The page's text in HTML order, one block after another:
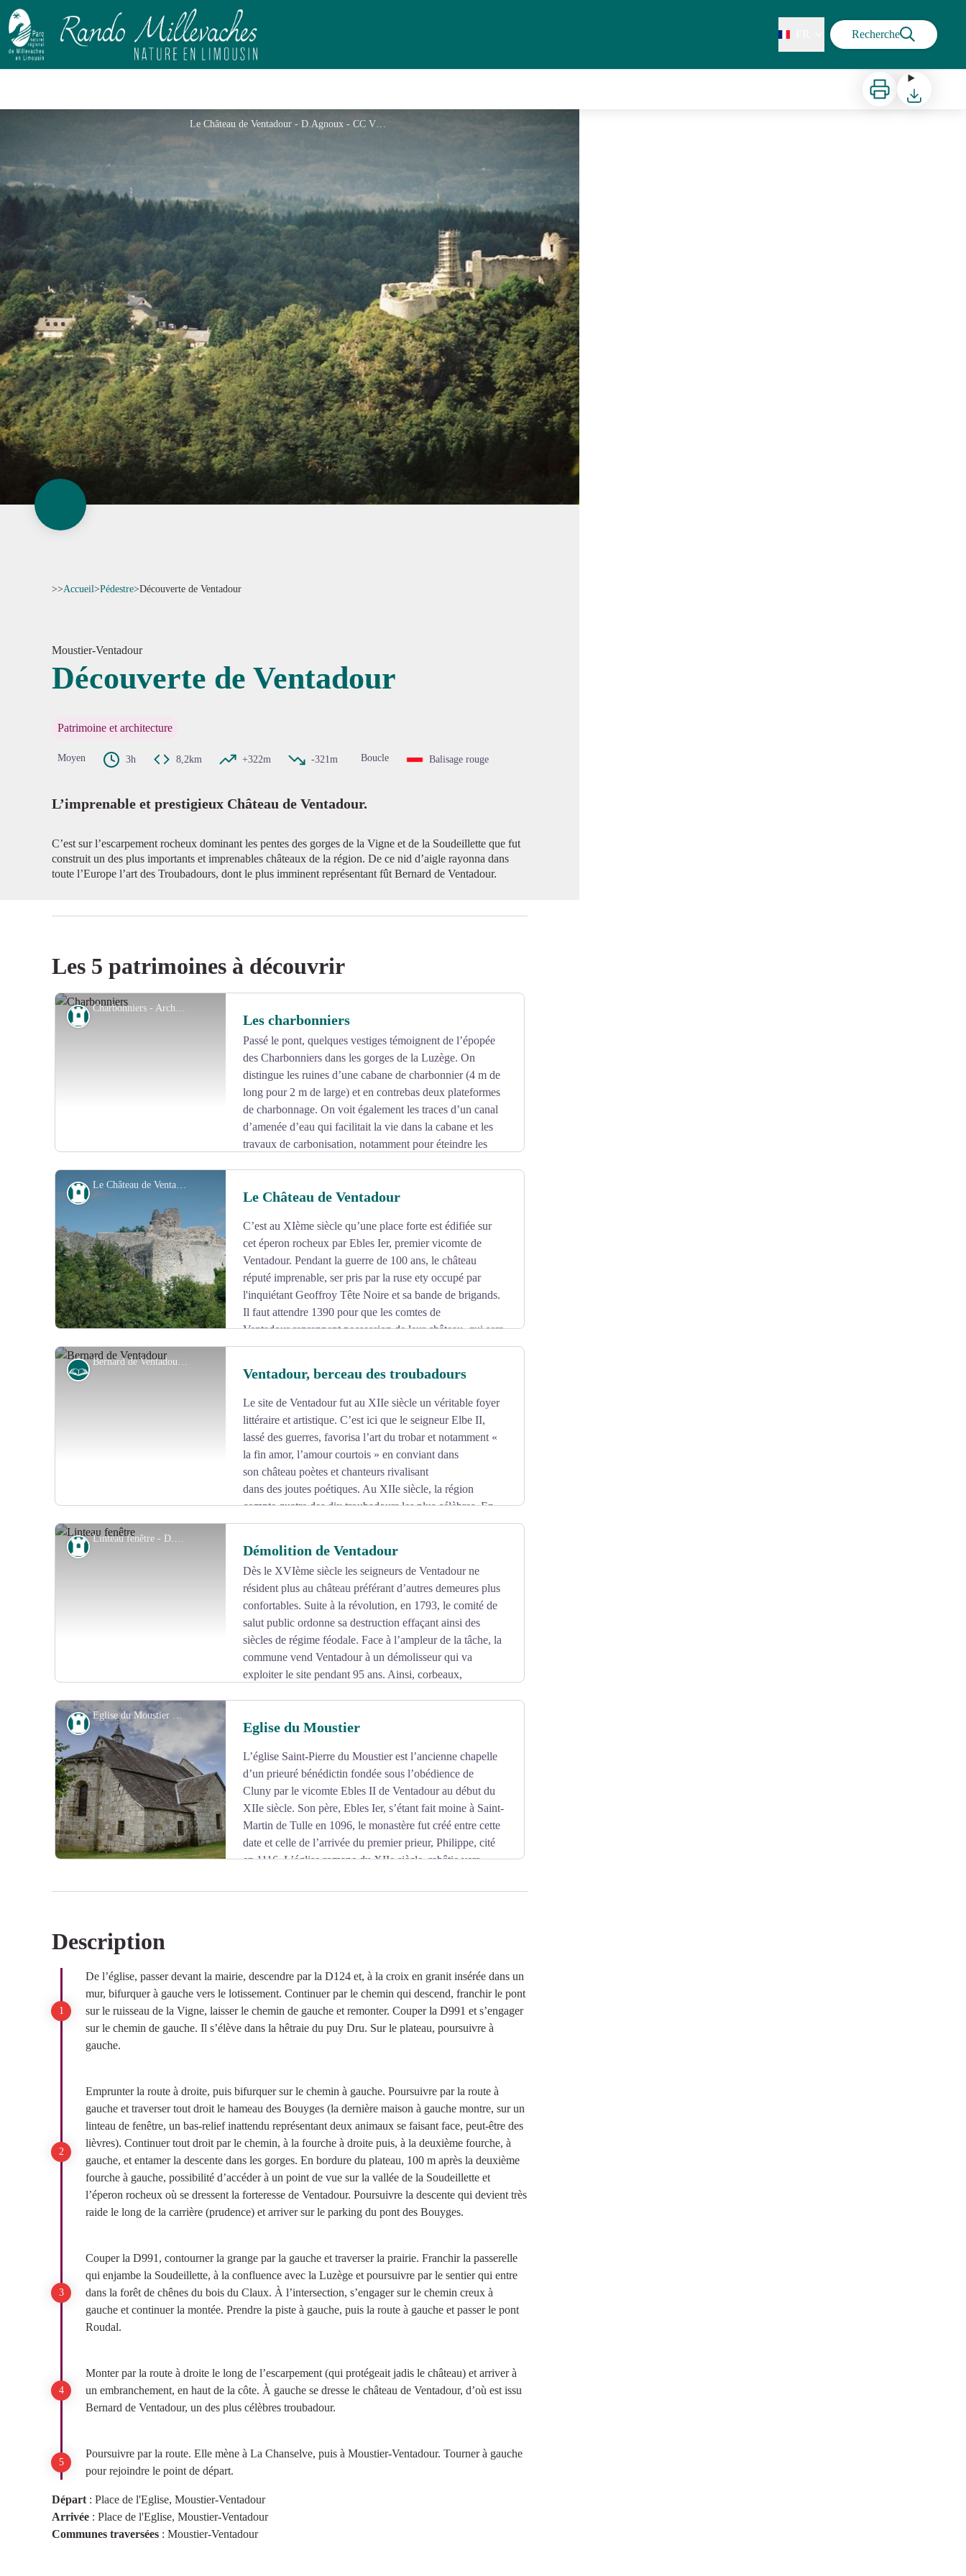
Recherche
Imprimer Télécharger
Le Château de Ventadour - D.Agnoux - CC VEM
>>Accueil>Pédestre>Découverte de Ventadour
Moustier-Ventadour
Découverte de Ventadour
Patrimoine et architecture
Moyen 3h 8,2km +322m -321m Boucle Balisage rouge
L’imprenable et prestigieux Château de Ventadour.
C’est sur l’escarpement rocheux dominant les pentes des gorges de la Vigne et de la Soudeillette que fut
construit un des plus importants et imprenables châteaux de la région. De ce nid d’aigle rayonna dans
toute l’Europe l’art des Troubadours, dont le plus imminent représentant fût Bernard de Ventadour.
Les 5 patrimoines à découvrir
Charbonniers - Archives Départementales de la Corrèze
Voir l'image en plein écran
Patrimoine Les charbonniers
Passé le pont, quelques vestiges témoignent de l’épopée
des Charbonniers dans les gorges de la Luzège. On
distingue les ruines d’une cabane de charbonnier (4 m de
long pour 2 m de large) et en contrebas deux plateformes
de charbonnage. On voit également les traces d’un canal
d’amenée d’eau qui facilitait la vie dans la cabane et les
travaux de carbonisation, notamment pour éteindre les
Le Château de Ventadour - D.Agnoux - CC VEM
Voir l'image en plein écran
Patrimoine Le Château de Ventadour
C’est au XIème siècle qu’une place forte est édifiée sur
cet éperon rocheux par Ebles Ier, premier vicomte de
Ventadour. Pendant la guerre de 100 ans, le château
réputé imprenable, ser pris par la ruse ety occupé par
l'inquiétant Geoffroy Tête Noire et sa bande de brigands.
Il faut attendre 1390 pour que les comtes de
Ventadour reprennent possession de leur château, qui sera
saccagé et dépecé à la Révolution. Subsistent des ruines à l’austère beauté, surplombant des
ravins encaissés à 500 m d’altitude.
Bernard de Ventadour - Office de tourisme VEM
Voir l'image en plein écran
Histoire Ventadour, berceau des troubadours
Le site de Ventadour fut au XIIe siècle un véritable foyer
littéraire et artistique. C’est ici que le seigneur Elbe II,
lassé des guerres, favorisa l’art du trobar et notamment «
la fin amor, l’amour courtois » en conviant dans
son château poètes et chanteurs rivalisant
dans des joutes poétiques. Au XIIe siècle, la région
compte quatre des dix troubadours les plus célèbres. En
moins d’un siècle, toute l’Europe adopte ce nouvel art d’aimer, dont Ventadour est devenu le
pôle central.
Linteau fenêtre - D.Agnoux - CC VEM
Voir l'image en plein écran
Patrimoine Démolition de Ventadour
Dès le XVIème siècle les seigneurs de Ventadour ne
résident plus au château préférant d’autres demeures plus
confortables. Suite à la révolution, en 1793, le comité de
salut public ordonne sa destruction effaçant ainsi des
siècles de régime féodale. Face à l’ampleur de la tâche, la
commune vend Ventadour à un démolisseur qui va
exploiter le site pendant 95 ans. Ainsi, corbeaux,
les villages et villes alentours.
Eglise du Moustier Ventadour - D.Agnoux - CC VEM
Voir l'image en plein écran
Patrimoine Eglise du Moustier
L’église Saint-Pierre du Moustier est l’ancienne chapelle
d’un prieuré bénédictin fondée sous l’obédience de
Cluny par le vicomte Ebles II de Ventadour au début du
XIIe siècle. Son père, Ebles Ier, s’étant fait moine à Saint-
Martin de Tulle en 1096, le monastère fut créé entre cette
date et celle de l’arrivée du premier prieur, Philippe, cité
en 1116. L’église romane du XIIe siècle, rebâtie vers
Description
De l’église, passer devant la mairie, descendre par la D124 et, à la croix en granit insérée dans un
mur, bifurquer à gauche vers le lotissement. Continuer par le chemin qui descend, franchir le pont
sur le ruisseau de la Vigne, laisser le chemin de gauche et remonter. Couper la D991 et s’engager
sur le chemin de gauche. Il s’élève dans la hêtraie du puy Dru. Sur le plateau, poursuivre à
gauche.
Emprunter la route à droite, puis bifurquer sur le chemin à gauche. Poursuivre par la route à
gauche et traverser tout droit le hameau des Bouyges (la dernière maison à gauche montre, sur un
linteau de fenêtre, un bas-relief inattendu représentant deux animaux se faisant face, peut-être des
lièvres). Continuer tout droit par le chemin, à la fourche à droite puis, à la deuxième fourche, à
gauche, et entamer la descente dans les gorges. En bordure du plateau, 100 m après la deuxième
fourche à gauche, possibilité d’accéder à un point de vue sur la vallée de la Soudeillette et
l’éperon rocheux où se dressent la forteresse de Ventadour. Poursuivre la descente qui devient très
raide le long de la carrière (prudence) et arriver sur le parking du pont des Bouyges.
Couper la D991, contourner la grange par la gauche et traverser la prairie. Franchir la passerelle
qui enjambe la Soudeillette, à la confluence avec la Luzège et poursuivre par le sentier qui entre
dans la forêt de chênes du bois du Claux. À l’intersection, s’engager sur le chemin creux à
gauche et continuer la montée. Prendre la piste à gauche, puis la route à gauche et passer le pont
Roudal.
Monter par la route à droite le long de l’escarpement (qui protégeait jadis le château) et arriver à
un embranchement, en haut de la côte. À gauche se dresse le château de Ventadour, d’où est issu
Bernard de Ventadour, un des plus célèbres troubadour.
Poursuivre par la route. Elle mène à La Chanselve, puis à Moustier-Ventadour. Tourner à gauche
pour rejoindre le point de départ.
Départ : Place de l'Eglise, Moustier-Ventadour
Arrivée : Place de l'Eglise, Moustier-Ventadour
Communes traversées : Moustier-Ventadour